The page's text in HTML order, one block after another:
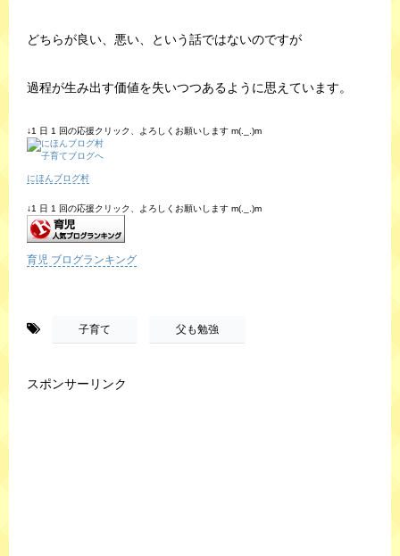
どちらが良い、悪い、という話ではないのですが
過程が生み出す価値を失いつつあるように思えています。
↓1 日 1 回の応援クリック、よろしくお願いします m(._.)m
にほんブログ村
↓1 日 1 回の応援クリック、よろしくお願いします m(._.)m
育児 ブログランキング
子育て 父も勉強
スポンサーリンク